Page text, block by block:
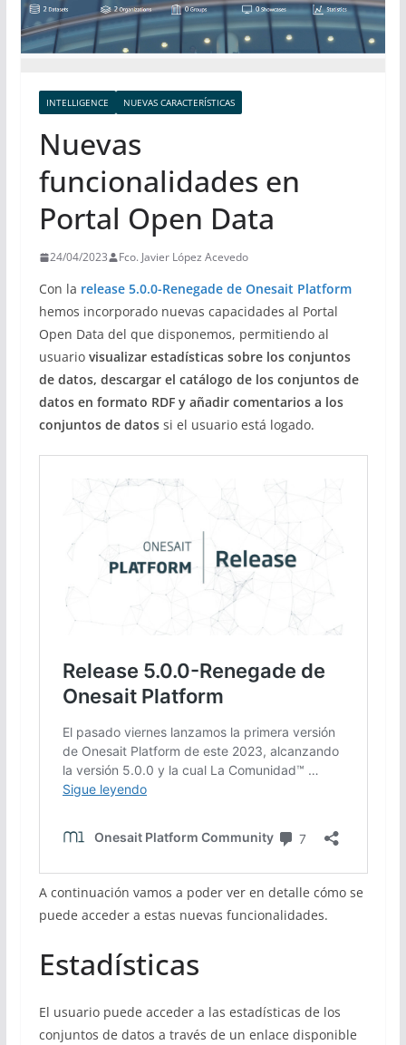
INTELLIGENCE NUEVAS CARACTERÍSTICAS
Nuevas
funcionalidades en
Portal Open Data
24/04/2023 Fco. Javier López Acevedo
Con la release 5.0.0-Renegade de Onesait Platform
hemos incorporado nuevas capacidades al Portal
Open Data del que disponemos, permitiendo al
usuario visualizar estadísticas sobre los conjuntos
de datos, descargar el catálogo de los conjuntos de
datos en formato RDF y añadir comentarios a los
conjuntos de datossi el usuario está logado.
A continuación vamos a poder ver en detalle cómo se
puede acceder a estas nuevas funcionalidades.
Estadísticas
El usuario puede acceder a las estadísticas de los
conjuntos de datos a través de un enlace disponible